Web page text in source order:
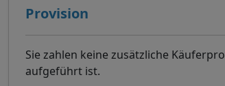
Provision
Sie zahlen keine zusätzliche
aufgeführt ist.